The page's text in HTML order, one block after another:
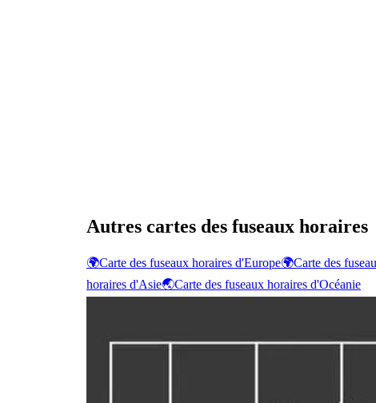
Autres cartes des fuseaux horaires
🌍Carte des fuseaux horaires d'Europe🌍Carte des
horaires d'Asie🌏Carte des fuseaux horaires d'Océanie